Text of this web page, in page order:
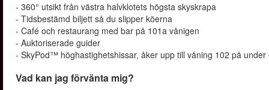
- 360° utsikt från västra halvklotets högsta skyskrapa
- Tidsbestämd biljett så du slipper köerna
- Café och restaurang med bar på 101a vånigen
- Auktoriserade guider
- SkyPod™ höghastighetshissar, åker upp till våning 102 på under
Vad kan jag förvänta mig?